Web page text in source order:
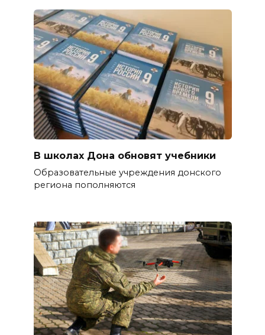
В школах Дона обновят учебники
Образовательные учреждения донского
региона пополняются